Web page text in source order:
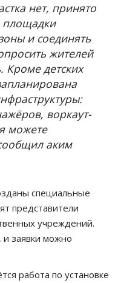
нет, принято
площадки
и соединять
жителей
Кроме детских
воркаут-
можете
аким
специальные
представители
учреждений.
заявки можно
работа по установке